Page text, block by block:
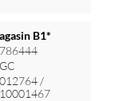
at se priser
B1*
786444
GC
012764 /
10001467